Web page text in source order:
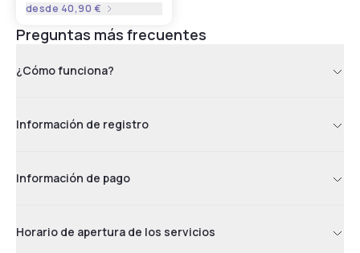
desde 40,90 €
Preguntas más frecuentes
¿Cómo funciona?
Información de registro
Información de pago
Horario de apertura de los servicios